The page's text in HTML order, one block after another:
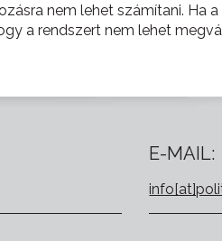
nem lehet számítani. Ha
a rendszert nem lehet
E-MAIL: